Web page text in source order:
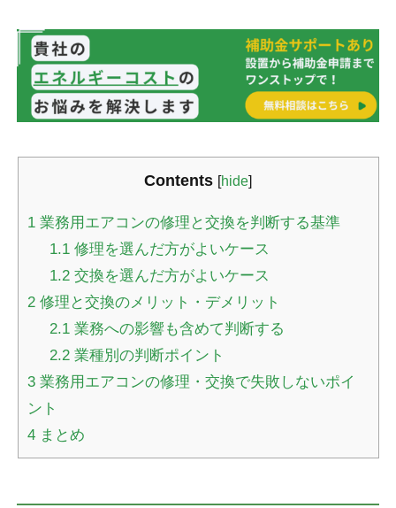
Contents [hide]
1業務用エアコンの修理と交換を判断する基準
1.1 修理を選んだ方がよいケース
1.2 交換を選んだ方がよいケース
2修理と交換のメリット・デメリット
2.1 業務への影響も含めて判断する
2.2 業種別の判断ポイント
3業務用エアコンの修理・交換で失敗しないポイ
ント
4まとめ